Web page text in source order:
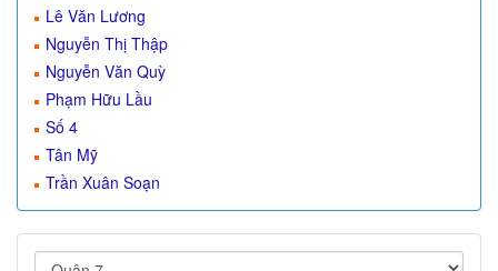
Lê Văn Lương
Nguyễn Thị Thập
Nguyễn Văn Quỳ
Phạm Hữu Lầu
Số 4
Tân Mỹ
Trần Xuân Soạn